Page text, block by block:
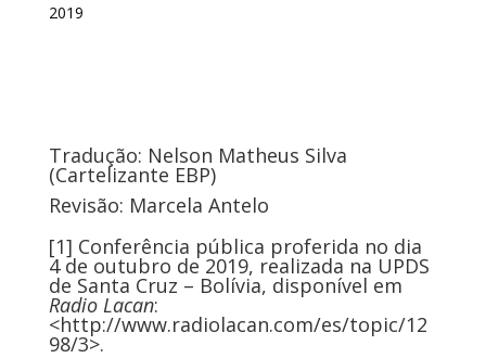
2019
Tradução: Nelson Matheus Silva
(Cartelizante EBP)
Revisão: Marcela Antelo
[1] Conferência pública proferida no dia
4 de outubro de 2019, realizada na UPDS
de Santa Cruz – Bolívia, disponível em
Radio Lacan:
<http://www.radiolacan.com/es/topic/12
98/3>.